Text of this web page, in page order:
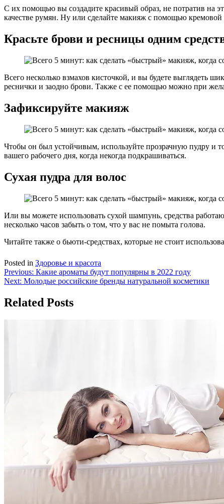
С их помощью вы создадите красивый образ, не потратив на
качестве румян. Ну или сделайте макияж с помощью
Красьте брови и ресницы одним
Всего несколько взмахов кисточкой, и вы будете выглядеть
реснички и заодно брови. Также с ее помощью можно при
Зафиксируйте макияж
Чтобы он был устойчивым, используйте прозрачную пудру и
вашего рабочего дня, когда некогда подкрашиваться.
Сухая пудра для волос
Или вы можете использовать сухой шампунь, средства
несколько часов забыть о том, что у вас не помыта голова.
Читайте также о бьюти-средствах, которые не стоит
Posted in Здоровье и красота
Навигация
по
записям
Previous: Какие ароматы будут популярны в 2022 году
Next: Молодые российские бренды натуральной косметики
Related Posts